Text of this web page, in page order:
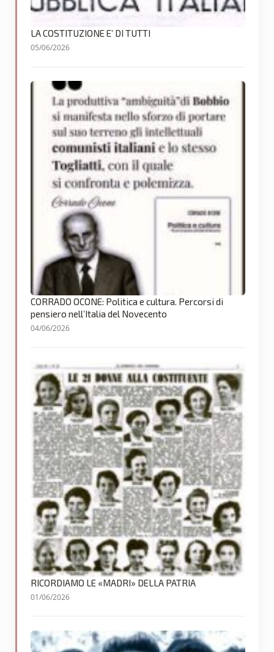
LA COSTITUZIONE E’ DI TUTTI
05/06/2026
CORRADO OCONE: Politica e cultura. Percorsi di
pensiero nell’Italia del Novecento
04/06/2026
RICORDIAMO LE «MADRI» DELLA PATRIA
01/06/2026